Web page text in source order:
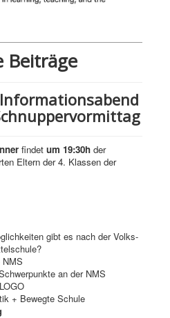
Beiträge
findet um 19:30h der
Eltern der 4. Klassen der
gibt es nach der Volks-
an der NMS
+ Bewegte Schule